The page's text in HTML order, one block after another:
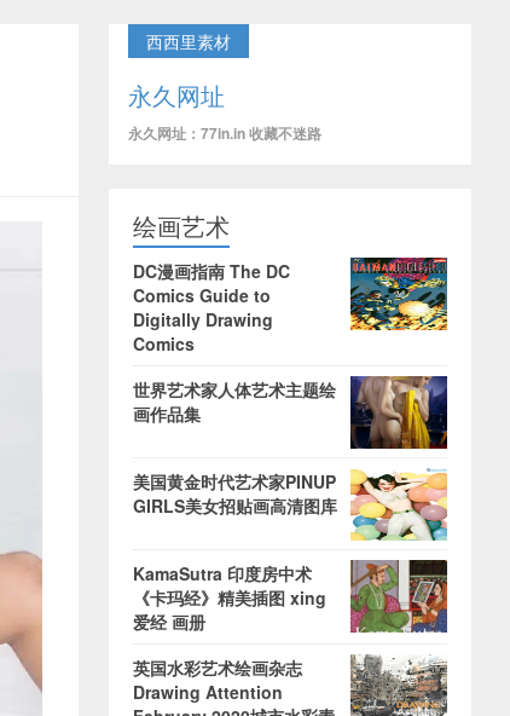
西西里素材
永久网址
永久网址：77in.in 收藏不迷路
绘画艺术
DC漫画指南 The DC
Comics Guide to
Digitally Drawing
Comics
世界艺术家人体艺术主题绘
画作品集
美国黄金时代艺术家PINUP
GIRLS美女招贴画高清图库
KamaSutra 印度房中术
《卡玛经》精美插图 xing
爱经 画册
英国水彩艺术绘画杂志
Drawing Attention